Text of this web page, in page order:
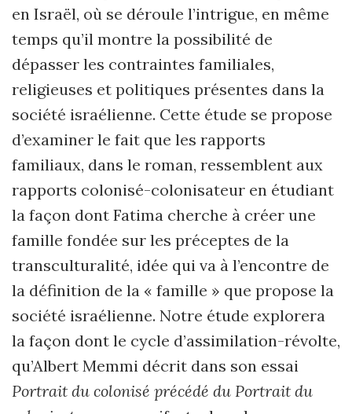
en Israël, où se déroule l’intrigue, en même
temps qu’il montre la possibilité de
dépasser les contraintes familiales,
religieuses et politiques présentes dans la
société israélienne. Cette étude se propose
d’examiner le fait que les rapports
familiaux, dans le roman, ressemblent aux
rapports colonisé-colonisateur en étudiant
la façon dont Fatima cherche à créer une
famille fondée sur les préceptes de la
transculturalité, idée qui va à l’encontre de
la définition de la « famille » que propose la
société israélienne. Notre étude explorera
la façon dont le cycle d’assimilation-révolte,
qu’Albert Memmi décrit dans son essai
Portrait du colonisé précédé du Portrait du